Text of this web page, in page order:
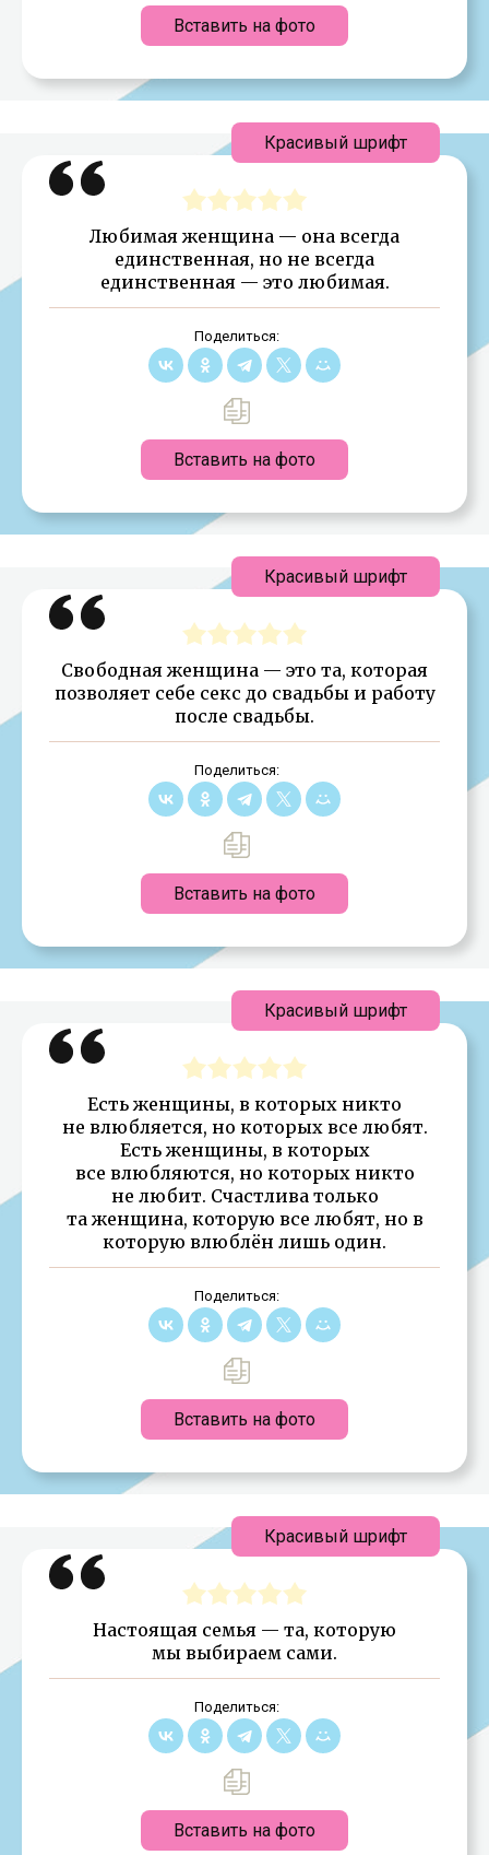
Вставить на фото
Любимая женщина — она всегда
единственная, но не всегда
единственная — это любимая.
Поделиться:
Вставить на фото
Красивый шрифт
Свободная женщина — это та, которая
позволяет себе секс до свадьбы и работу
после свадьбы.
Поделиться:
Вставить на фото
Красивый шрифт
Есть женщины, в которых никто
не влюбляется, но которых все любят.
Есть женщины, в которых
все влюбляются, но которых никто
не любит. Счастлива только
та женщина, которую все любят, но в
которую влюблён лишь один.
Поделиться:
Вставить на фото
Красивый шрифт
Настоящая семья — та, которую
мы выбираем сами.
Поделиться:
Вставить на фото
Красивый шрифт